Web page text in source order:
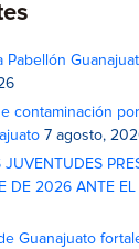
Pabellón
contaminación
7 agosto,
DE 2026 ANTE
Guanajuato